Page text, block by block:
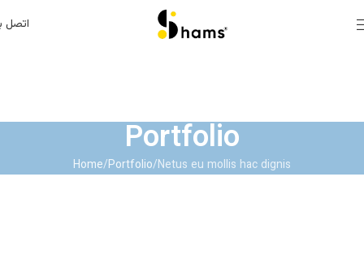
اتصل
Portfolio
Home Portfolio Netus eu mollis hac dignis